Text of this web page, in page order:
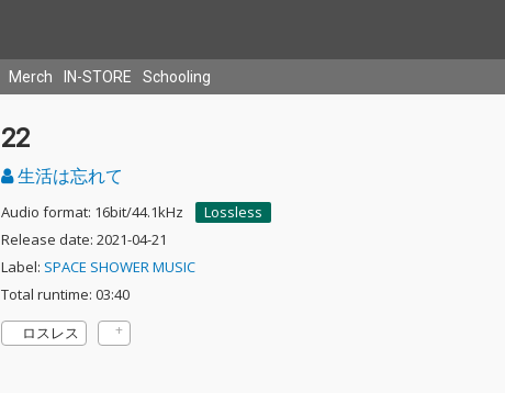
Merch IN-STORE Schooling
22
生活は忘れて
Audio format: 16bit/44.1kHz
Lossless
Release date: 2021-04-21
Label: SPACE SHOWER MUSIC
Total runtime: 03:40
ロスレス